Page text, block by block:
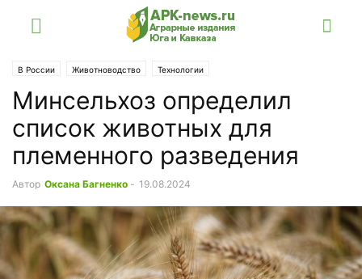
В России Животноводство Технологии
Минсельхоз определил
список животных для
племенного разведения
Автор Оксана Багненко - 19.08.2024